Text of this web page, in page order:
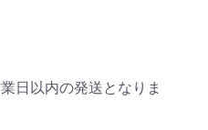
日以内の発送となりま